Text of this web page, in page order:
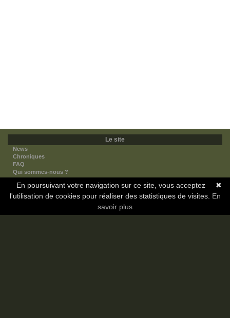
Le site
News
Chroniques
FAQ
Qui sommes-nous ?
Nos partenaires
Faites-nous connaitre
Nous contacter
✖
En poursuivant votre navigation sur ce site, vous acceptez
l'utilisation de cookies pour réaliser des statistiques de visites. En
savoir plus